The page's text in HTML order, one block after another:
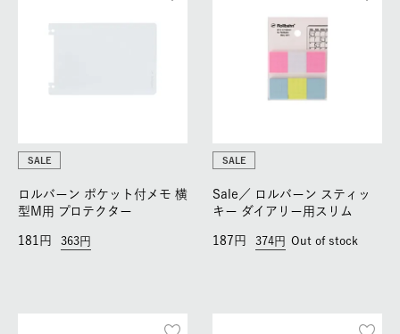
SALE
ロルバーン ポケット付メモ 横
型M用 プロテクター
363
181
SALE
Sale／
ロルバーン スティッ
キー ダイアリー用スリム
374
187 Out of stock